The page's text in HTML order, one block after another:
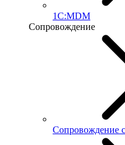
1С:MDM
Сопровождение
Сопровождение